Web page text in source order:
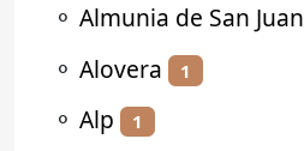
⚬ Almunia de San Juan
⚬ Alovera 1
⚬ Alp 1